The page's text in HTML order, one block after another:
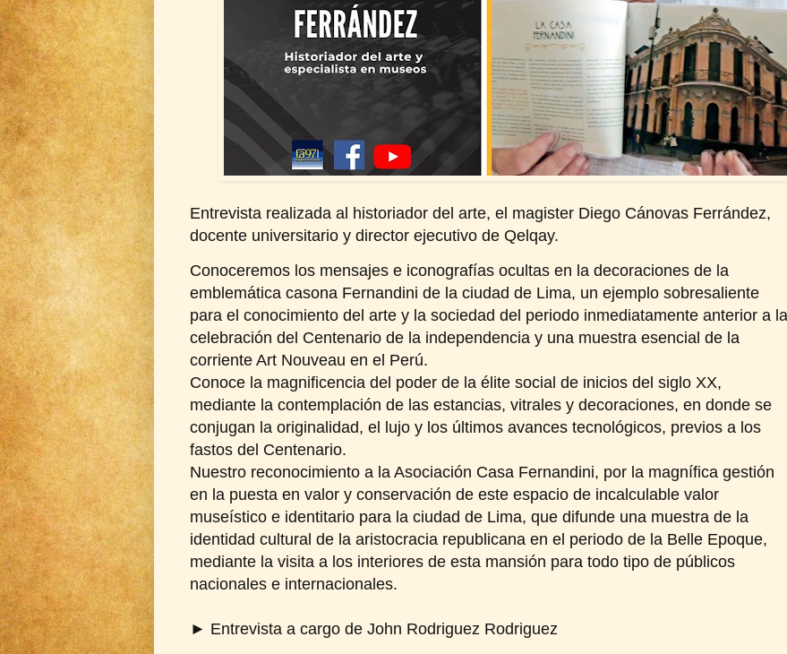
Entrevista realizada al historiador del arte, el magister Diego Cánovas Ferrández,
docente universitario y director ejecutivo de Qelqay.
Conoceremos los mensajes e iconografías ocultas en la decoraciones de la
emblemática casona Fernandini de la ciudad de Lima, un ejemplo sobresaliente
para el conocimiento del arte y la sociedad del periodo inmediatamente anterior a la
celebración del Centenario de la independencia y una muestra esencial de la
corriente Art Nouveau en el Perú.
Conoce la magnificencia del poder de la élite social de inicios del siglo XX,
mediante la contemplación de las estancias, vitrales y decoraciones, en donde se
conjugan la originalidad, el lujo y los últimos avances tecnológicos, previos a los
fastos del Centenario.
Nuestro reconocimiento a la Asociación Casa Fernandini, por la magnífica gestión
en la puesta en valor y conservación de este espacio de incalculable valor
museístico e identitario para la ciudad de Lima, que difunde una muestra de la
identidad cultural de la aristocracia republicana en el periodo de la Belle Epoque,
mediante la visita a los interiores de esta mansión para todo tipo de públicos
nacionales e internacionales.
► Entrevista a cargo de John Rodriguez Rodriguez